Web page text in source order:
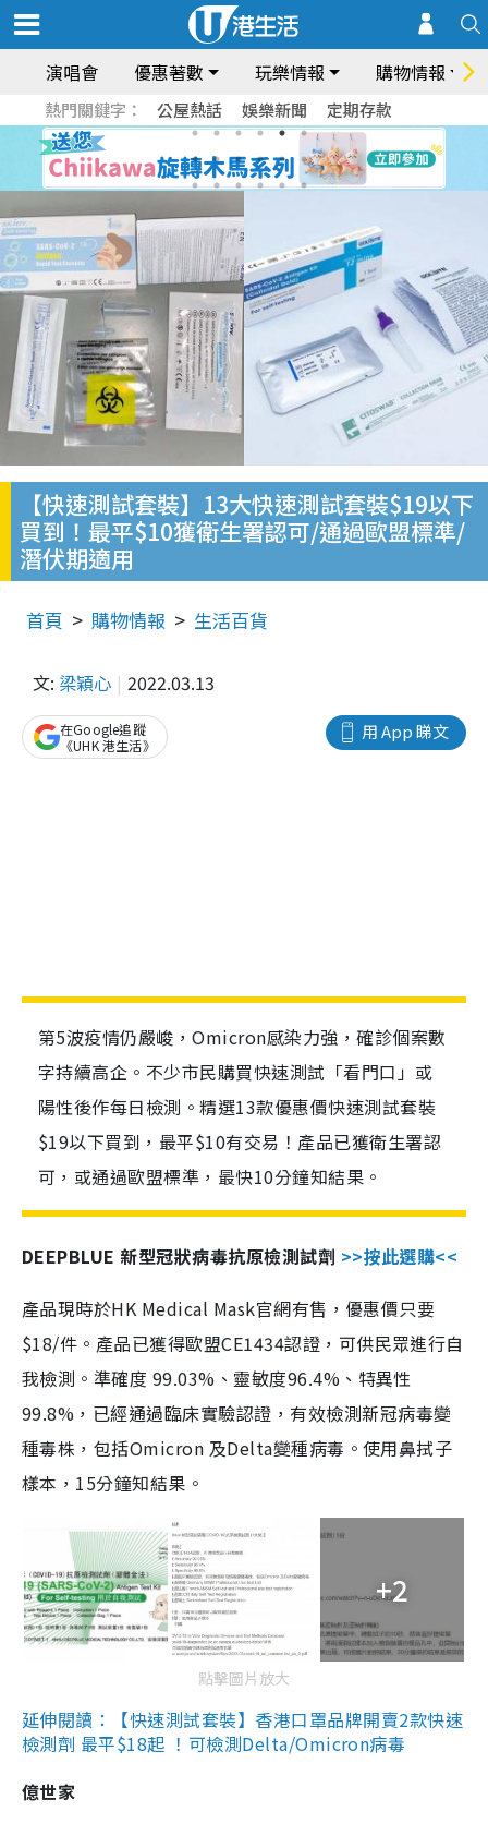
演唱會 優惠著數 玩樂情報 購物情報
熱門關鍵字： 公屋熱話 娛樂新聞 定期存款
【快速測試套裝】13大快速測試套裝$19以下
買到！最平$10獲衛生署認可/通過歐盟標準/
潛伏期適用
首頁 購物情報 生活百貨
文: 梁穎心 2022.03.13
用 App 睇文
在Google追蹤
《UHK 港生活》
第5波疫情仍嚴峻，Omicron感染力強，確診個案數
字持續高企。不少市民購買快速測試「看門口」或
陽性後作每日檢測。精選13款優惠價快速測試套裝
$19以下買到，最平$10有交易！產品已獲衛生署認
可，或通過歐盟標準，最快10分鐘知結果。
DEEPBLUE 新型冠狀病毒抗原檢測試劑 >>按此選購<<
產品現時於HK Medical Mask官網有售，優惠價只要
$18/件。產品已獲得歐盟CE1434認證，可供民眾進行自
我檢測。準確度 99.03%、靈敏度96.4%、特異性
99.8%，已經通過臨床實驗認證，有效檢測新冠病毒變
種毒株，包括Omicron 及Delta變種病毒。使用鼻拭子
樣本，15分鐘知結果。
+2
點擊圖片放大
延伸閱讀：【快速測試套裝】香港口罩品牌開賣2款快速
檢測劑 最平$18起 ！可檢測Delta/Omicron病毒
億世家